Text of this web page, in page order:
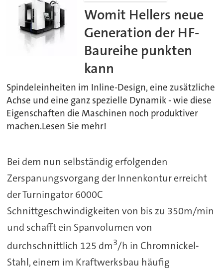
Womit Hellers neue
Generation der HF-
Baureihe punkten
kann
Spindeleinheiten im Inline-Design, eine zusätzliche
Achse und eine ganz spezielle Dynamik - wie diese
Eigenschaften die Maschinen noch produktiver
machen.Lesen Sie mehr!
Bei dem nun selbständig erfolgenden
Zerspanungsvorgang der Innenkontur erreicht
der Turningator 6000C
Schnittgeschwindigkeiten von bis zu 350m/min
und schafft ein Spanvolumen von
durchschnittlich 125 dm3/h in Chromnickel-
Stahl, einem im Kraftwerksbau häufig